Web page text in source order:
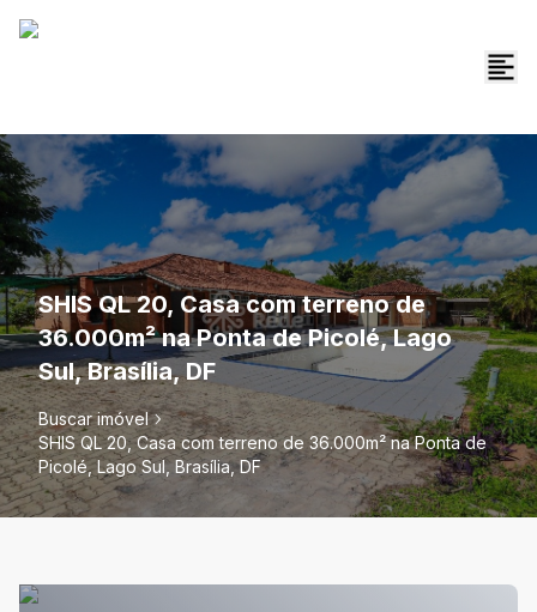
SHIS QL 20, Casa com terreno de
36.000m² na Ponta de Picolé, Lago
Sul, Brasília, DF
Buscar imóvel
SHIS QL 20, Casa com terreno de 36.000m² na Ponta de
Picolé, Lago Sul, Brasília, DF